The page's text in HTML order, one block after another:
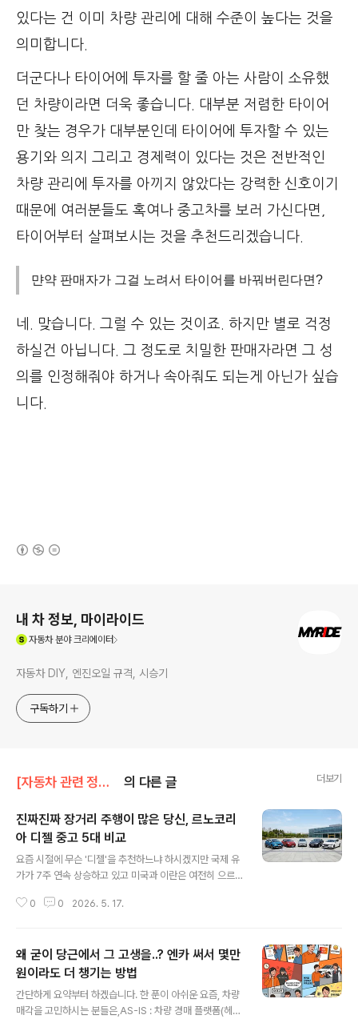
있다는 건 이미 차량 관리에 대해 수준이 높다는 것을
의미합니다.
더군다나 타이어에 투자를 할 줄 아는 사람이 소유했
던 차량이라면 더욱 좋습니다. 대부분 저렴한 타이어
만 찾는 경우가 대부분인데 타이어에 투자할 수 있는
용기와 의지 그리고 경제력이 있다는 것은 전반적인
차량 관리에 투자를 아끼지 않았다는 강력한 신호이기
때문에 여러분들도 혹여나 중고차를 보러 가신다면,
타이어부터 살펴보시는 것을 추천드리겠습니다.
먄약 판매자가 그걸 노려서 타이어를 바꿔버린다면?
네. 맞습니다. 그럴 수 있는 것이죠. 하지만 별로 걱정
하실건 아닙니다. 그 정도로 치밀한 판매자라면 그 성
의를 인정해줘야 하거나 속아줘도 되는게 아닌가 싶습
니다.
내 차 정보, 마이라이드
자동차분야 크리에이터
자동차 DIY, 엔진오일 규격, 시승기
구독하기
[자동차 관련 정보]/중고차 정보 의 다른 글 더보기
진짜진짜 장거리 주행이 많은 당신, 르노코리
아 디젤 중고 5대 비교
요즘 시절에 무슨 '디젤'을 추천하느냐 하시겠지만 국제 유
가가 7주 연속 상승하고 있고 미국과 이란은 여전히 으르
누리는 사람이라면 누구나 기름값에 대한 고민을 하시게
진에 6단 DCT 변속기가 들어간 차량들 중에서 비교를 해
보겠습니다. 제 소견부터 말씀드리자면,묻따 SM6 입니다.
(대신 구입할 때 '이 옵션' 필수로 넣으세요!!)르노코리아 1.
5 dci 5종0. 파워트레인 설명아래에서 한 대씩 살펴보기
전에 먼저 오늘 소개될 5대의 차량의 공통점인 파워트레인
0 0 2026. 5. 17.
왜 굳이 당근에서 그 고생을..? 엔카 써서 몇만
원이라도 더 챙기는 방법
간단하게 요약부터 하겠습니다. 한 푼이 아쉬운 요즘, 차량
매각을 고민하시는 분들은,AS-IS : 차량 경매 플랫폼(헤이